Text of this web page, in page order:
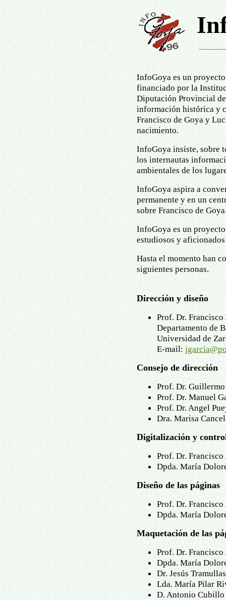
InfoGoya es un
financiado por la
Diputación Provincial
información histórica y
Francisco de Goya y
nacimiento.
InfoGoya insiste, sobre
los internautas
ambientales de los
InfoGoya aspira a
permanente y en un
sobre Francisco de
InfoGoya es un
estudiosos y
Hasta el momento han
siguientes personas.
Dirección y diseño
Prof. Dr.
Departamento de
Universidad de
E-mail:
Consejo de dirección
Prof. Dr. Guillermo
Prof. Dr. Manuel
Prof. Dr. Angel
Dra. Marisa
Digitalización y
Prof. Dr.
Dpda. María
Diseño de las páginas
Prof. Dr.
Dpda. María
Maquetación de las
Prof. Dr.
Dpda. María
Dr. Jesús Tramullas
Lda. María Pilar
D. Antonio Cubillo